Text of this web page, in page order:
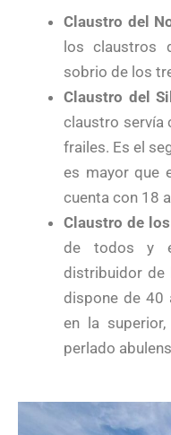
Claustro del
los claustros
sobrio de los
Claustro del
claustro servía
frailes. Es el
es mayor que
cuenta con 18
Claustro de
de todos y
distribuidor de
dispone de 40
en la
perlado